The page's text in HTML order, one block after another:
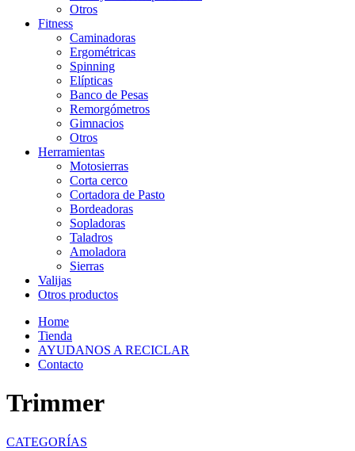
Otros
Fitness
Caminadoras
Ergométricas
Spinning
Elípticas
Banco de Pesas
Remorgómetros
Gimnacios
Otros
Herramientas
Motosierras
Corta cerco
Cortadora de Pasto
Bordeadoras
Sopladoras
Taladros
Amoladora
Sierras
Valijas
Otros productos
Home
Tienda
AYUDANOS A RECICLAR
Contacto
Trimmer
CATEGORÍAS